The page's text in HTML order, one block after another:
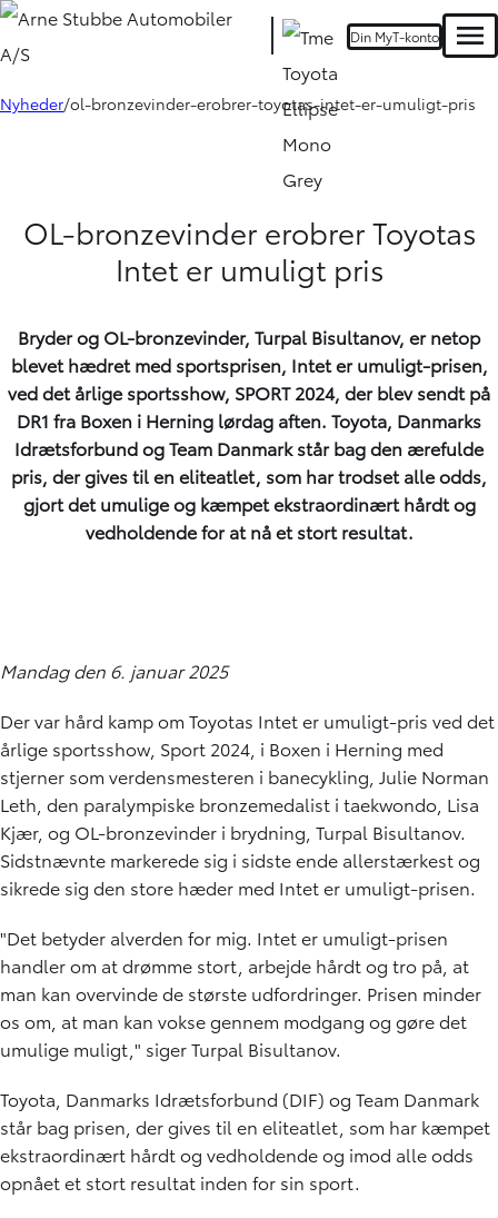
Din MyT-konto
Nyheder ol-bronzevinder-erobrer-toyotas-intet-er-umuligt-pris
OL-bronzevinder erobrer Toyotas
Intet er umuligt pris
Bryder og OL-bronzevinder, Turpal Bisultanov, er netop
blevet hædret med sportsprisen, Intet er umuligt-prisen,
ved det årlige sportsshow, SPORT 2024, der blev sendt på
DR1 fra Boxen i Herning lørdag aften. Toyota, Danmarks
Idrætsforbund og Team Danmark står bag den ærefulde
pris, der gives til en eliteatlet, som har trodset alle odds,
gjort det umulige og kæmpet ekstraordinært hårdt og
vedholdende for at nå et stort resultat.
Mandag den 6. januar 2025
Der var hård kamp om Toyotas Intet er umuligt-pris ved det
årlige sportsshow, Sport 2024, i Boxen i Herning med
stjerner som verdensmesteren i banecykling, Julie Norman
Leth, den paralympiske bronzemedalist i taekwondo, Lisa
Kjær, og OL-bronzevinder i brydning, Turpal Bisultanov.
Sidstnævnte markerede sig i sidste ende allerstærkest og
sikrede sig den store hæder med Intet er umuligt-prisen.
"Det betyder alverden for mig. Intet er umuligt-prisen
handler om at drømme stort, arbejde hårdt og tro på, at
man kan overvinde de største udfordringer. Prisen minder
os om, at man kan vokse gennem modgang og gøre det
umulige muligt," siger Turpal Bisultanov.
Toyota, Danmarks Idrætsforbund (DIF) og Team Danmark
står bag prisen, der gives til en eliteatlet, som har kæmpet
ekstraordinært hårdt og vedholdende og imod alle odds
opnået et stort resultat inden for sin sport.